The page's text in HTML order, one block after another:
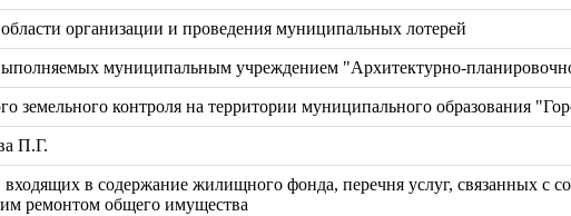
организации и проведения муниципальных лотерей
муниципальным учреждением "Архитектурно-
земельного контроля на территории муниципального образования
П.Г.
в содержание жилищного фонда, перечня услуг, связанных с
ремонтом общего имущества